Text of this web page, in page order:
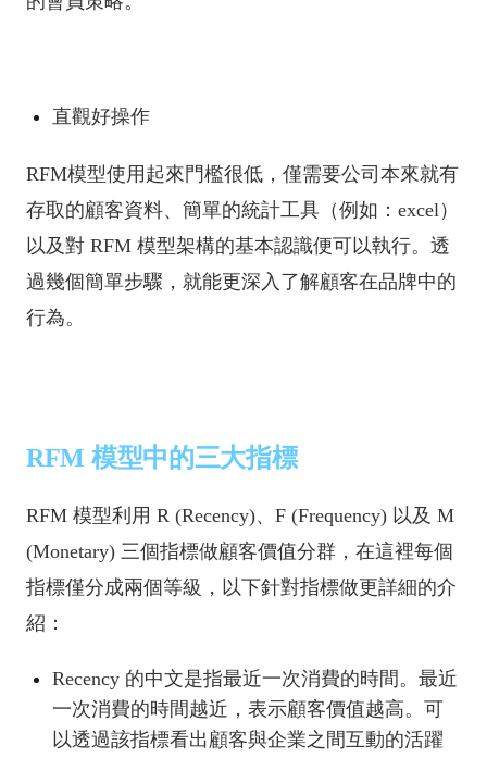
直觀好操作
RFM模型使用起來門檻很低，僅需要公司本來就有
存取的顧客資料、簡單的統計工具（例如：excel）
以及對 RFM 模型架構的基本認識便可以執行。透
過幾個簡單步驟，就能更深入了解顧客在品牌中的
行為。
RFM 模型中的三大指標
RFM 模型利用 R (Recency)、F (Frequency) 以及 M
(Monetary) 三個指標做顧客價值分群，在這裡每個
指標僅分成兩個等級，以下針對指標做更詳細的介
紹：
Recency 的中文是指最近一次消費的時間。最近
一次消費的時間越近，表示顧客價值越高。可
以透過該指標看出顧客與企業之間互動的活躍